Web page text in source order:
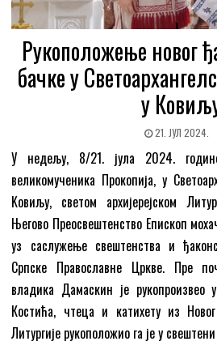
Рукоположење новог
бачке у
у
21. ЈУЛ 2024.
У недељу, 8/21. јула 2024.
великомученика Прокопија, у
Kовиљу, светом архијерејском
Његово Преосвештенство Епископ
уз саслужење свештенства и
Српске Православне Цркве. Пре
владика Дамаскин је
Костића, чтеца и катихету из
Литургије рукоположио га је у